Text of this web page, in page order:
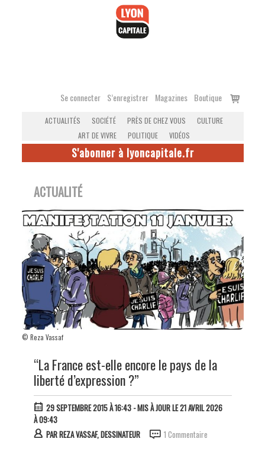
Se connecter S’enregistrer Magazines Boutique
Voir
ACTUALITÉS SOCIÉTÉ PRÈS DE CHEZ VOUS
CULTURE
ART DE VIVRE
POLITIQUE VIDÉOS
S'abonner à lyoncapitale.fr
ACTUALITÉ
© Reza Vassaf
“La France est-elle encore le pays de la
liberté d’expression ?”
29 SEPTEMBRE 2015 À 16:43- MIS À JOUR LE 21 AVRIL 2026
À 09:43
PARREZA VASSAF, DESSINATEUR 1 Commentaire